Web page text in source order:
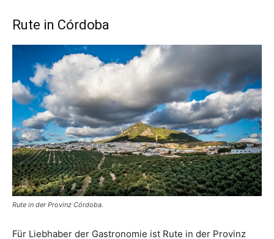
Rute in Córdoba
Rute in der Provinz Córdoba.
Für Liebhaber der Gastronomie ist Rute in der Provinz